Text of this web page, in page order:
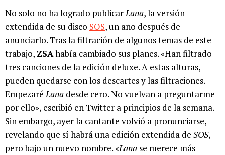
No solo no ha logrado publicarLana, la versión
extendida de su disco SOS, un año después de
anunciarlo. Tras la filtración de algunos temas de este
trabajo, ZSAhabía cambiado sus planes. «Han filtrado
tres canciones de la edición deluxe. A estas alturas,
pueden quedarse con los descartes y las filtraciones.
EmpezaréLana desde cero. No vuelvan a preguntarme
por ello», escribió en Twitter a principios de la semana.
Sin embargo, ayer la cantante volvió a pronunciarse,
revelando que sí habrá una edición extendida de SOS,
pero bajo un nuevo nombre. «Lana se merece más